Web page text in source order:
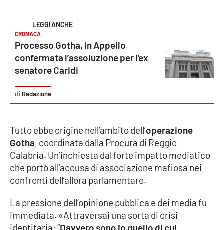
Leggendo Alvaro insieme
Imprese Di Calabria
Le perfidie di Antonella Grippo
STREAMING
LaC TV
LaC Network
CRONACA
Processo Gotha, in Appello
confermata l’assoluzione per l’ex
senatore Caridi
Redazione
Tutto ebbe origine nell’ambito dell’operazione
Gotha, coordinata dalla Procura di Reggio
Calabria. Un’inchiesta dal forte impatto mediatico
che portò all’accusa di associazione mafiosa nei
confronti dell’allora parlamentare.
La pressione dell’opinione pubblica e dei media fu
immediata. «Attraversai una sorta di crisi
identitaria: “Davvero sono io quello di cui